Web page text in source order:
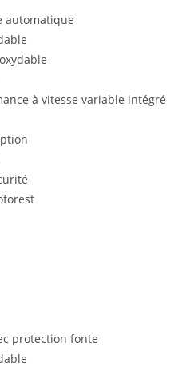
automatique
à vitesse variable intégré
protection fonte